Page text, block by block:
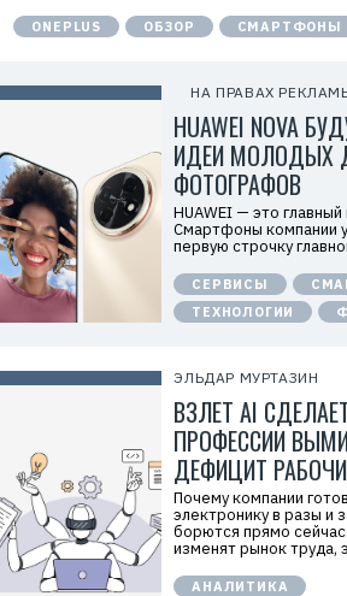
ONEPLUS ОБЗОР СМАРТФОНЫ
ЭЛЬДАР МУРТАЗИН
ВЗЛЕТ AI
ПРОФЕССИИ
ДЕФИЦИТ
Почему компании
электронику в разы и
борются прямо
изменят рынок труда,
АНАЛИТИКА
НА ПРАВАХ
HUAWEI NOVA
ИДЕИ МОЛОДЫХ
ФОТОГРАФОВ
HUAWEI — это
Смартфоны компании
первую строчку
СЕРВИСЫ
ТЕХНОЛОГИИ